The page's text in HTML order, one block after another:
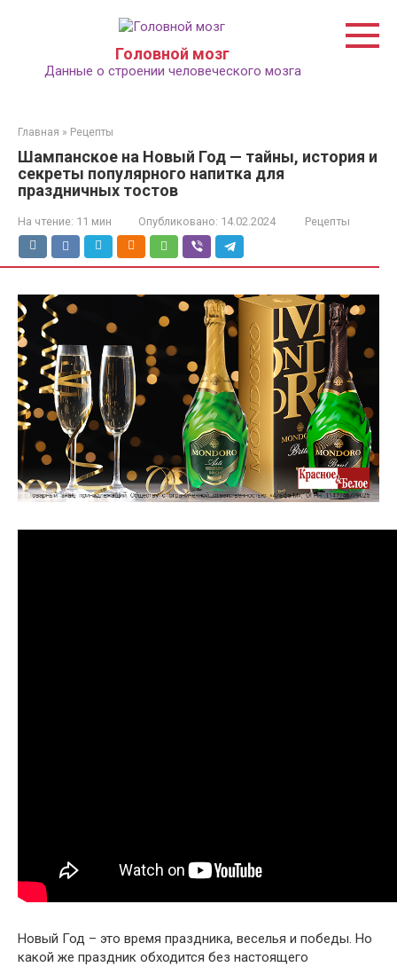
Головной мозг
Данные о строении человеческого мозга
Главная » Рецепты
Шампанское на Новый Год — тайны, история и
секреты популярного напитка для
праздничных тостов
На чтение: 11 мин Опубликовано: 14.02.2024 Рецепты
Новый Год – это время праздника, веселья и победы. Но
какой же праздник обходится без настоящего